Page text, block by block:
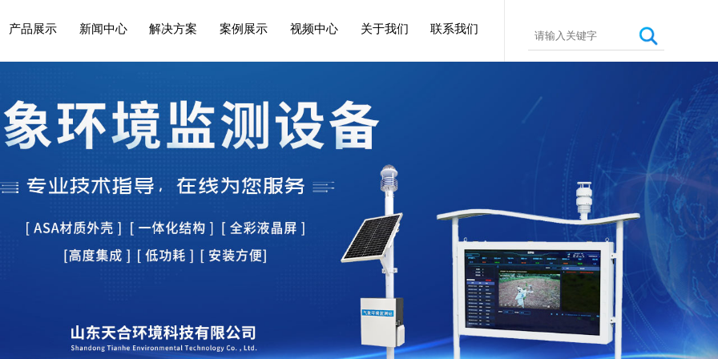
产品展示 新闻中心 解决方案 案例展示 视频中心 关于我们 联系我们